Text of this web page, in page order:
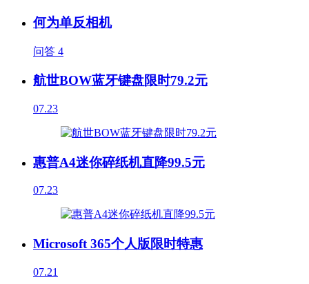
何为单反相机
问答 4
航世BOW蓝牙键盘限时79.2元
07.23
惠普A4迷你碎纸机直降99.5元
07.23
Microsoft 365个人版限时特惠
07.21